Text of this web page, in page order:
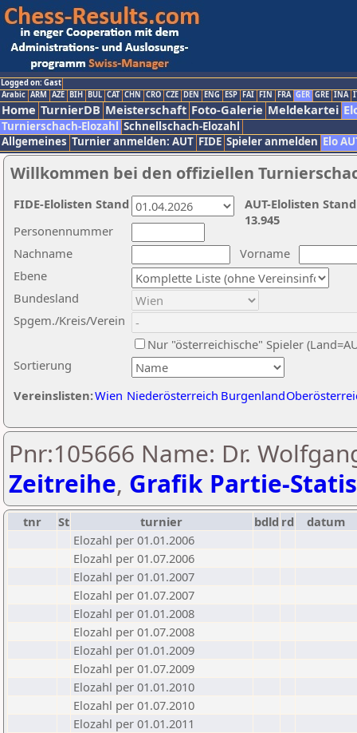
Logged on: Gast
Arabic ARM AZE BIH BUL CAT CHN CRO CZE DEN ENG ESP FAI FIN FRA GER GRE INA
Home TurnierDB Meisterschaft Foto-Galerie Meldekartei
Turnierschach-Elozahl Schnellschach-Elozahl
Allgemeines Turnier anmelden: AUT FIDE Spieler anmelden Elo
Willkommen bei den offiziellen
Nachname
Vorname
Ebene
Sortierung
Personennummer
Bundesland
Spgem./Kreis/Verein
Nur "österreichische" Spieler
Vereinslisten:Wien Niederösterreich Burgenland
AUT-Elolisten
13.945
FIDE-Elolisten Stand
Pnr:105666 Name: Dr.
Zeitreihe, Grafik Partie-
tnr St turnier bdld rd
datum
Elozahl per 01.01.2006
Elozahl per 01.07.2006
Elozahl per 01.01.2007
Elozahl per 01.07.2007
Elozahl per 01.01.2008
Elozahl per 01.07.2008
Elozahl per 01.01.2009
Elozahl per 01.07.2009
Elozahl per 01.01.2010
Elozahl per 01.07.2010
Elozahl per 01.01.2011